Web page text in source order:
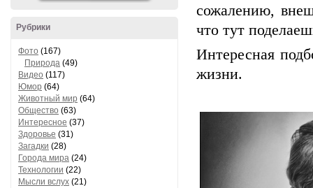
Рубрики
Фото (167)
Природа (49)
Видео (117)
Юмор (64)
Животный мир (64)
Общество (63)
Интересное (37)
Здоровье (31)
Загадки (28)
Города мира (24)
Технологии (22)
Мысли вслух (21)
сожалению,
что тут
Интересная
жизни.